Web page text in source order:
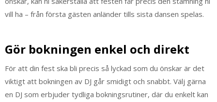
vill ha – från första gästen anländer tills sista dansen spelas.
Gör bokningen enkel och direkt
För att din fest ska bli precis så lyckad som du önskar är det
viktigt att bokningen av DJ går smidigt och snabbt. Välj gärna
en DJ som erbjuder tydliga bokningsrutiner, där du enkelt kan